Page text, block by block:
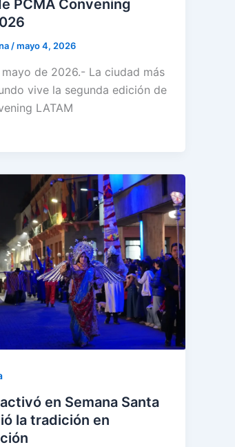
PCMA Convening
/mayo 4, 2026
de 2026.- La ciudad más
vive la segunda edición de
LATAM
en Semana Santa
la tradición en